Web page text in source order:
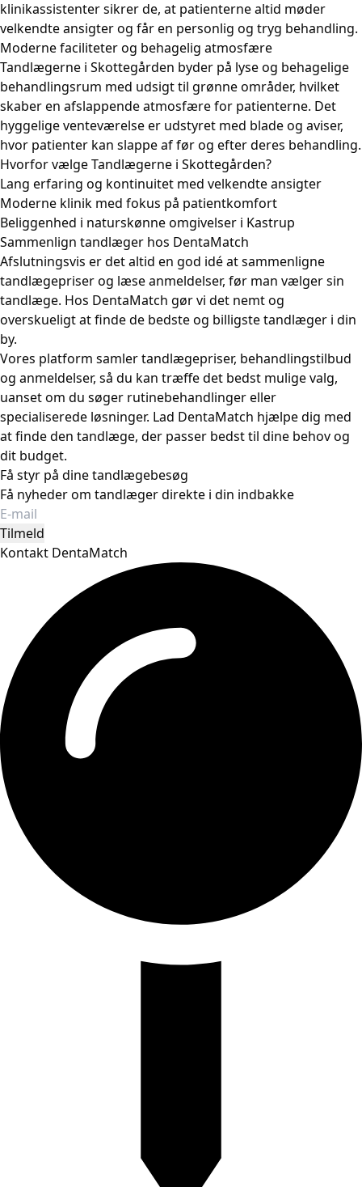
klinikassistenter sikrer de, at patienterne altid møder
velkendte ansigter og får en personlig og tryg behandling.
Moderne faciliteter og behagelig atmosfære
Tandlægerne i Skottegården byder på lyse og behagelige
behandlingsrum med udsigt til grønne områder, hvilket
skaber en afslappende atmosfære for patienterne. Det
hyggelige venteværelse er udstyret med blade og aviser,
hvor patienter kan slappe af før og efter deres behandling.
Hvorfor vælge Tandlægerne i Skottegården?
Lang erfaring og kontinuitet med velkendte ansigter
Moderne klinik med fokus på patientkomfort
Beliggenhed i naturskønne omgivelser i Kastrup
Sammenlign tandlæger hos DentaMatch
Afslutningsvis er det altid en god idé at sammenligne
tandlægepriser og læse anmeldelser, før man vælger sin
tandlæge. Hos DentaMatch gør vi det nemt og
overskueligt at finde de bedste og billigste tandlæger i din
by.
Vores platform samler tandlægepriser, behandlingstilbud
og anmeldelser, så du kan træffe det bedst mulige valg,
uanset om du søger rutinebehandlinger eller
specialiserede løsninger. Lad DentaMatch hjælpe dig med
at finde den tandlæge, der passer bedst til dine behov og
dit budget.
Få styr på dine tandlægebesøg
Få nyheder om tandlæger direkte i din indbakke
Tilmeld
Kontakt DentaMatch